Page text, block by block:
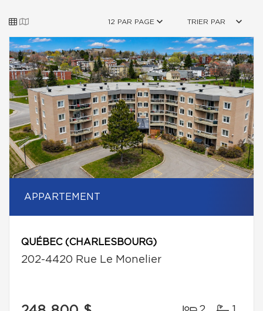
12 PAR PAGE TRIER PAR
APPARTEMENT
QUÉBEC (CHARLESBOURG)
202-4420 Rue Le Monelier